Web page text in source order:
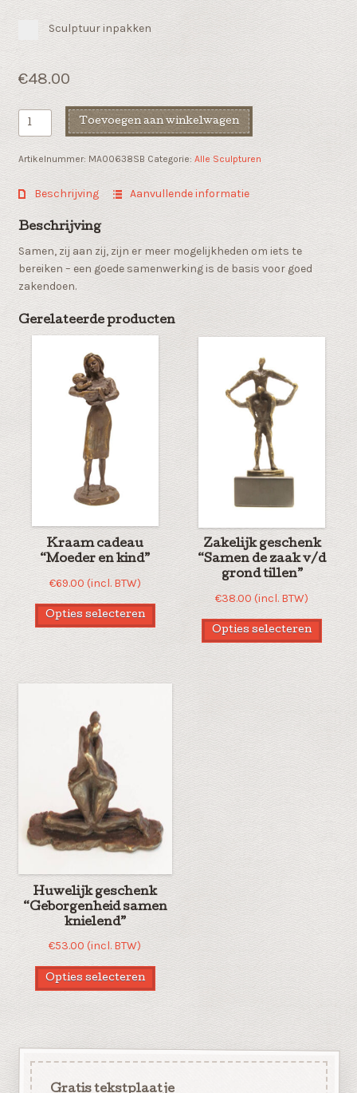
Sculptuur inpakken
€48.00
Zakelijk
geschenk
samenwerking"
Toevoegen aan winkelwagen
Artikelnummer: MA00638SB Categorie: Alle Sculpturen
Beschrijving Aanvullende informatie
Beschrijving
Samen, zij aan zij, zijn er meer mogelijkheden om iets te
bereiken – een goede samenwerking is de basis voor goed
zakendoen.
Gerelateerde producten
Kraam cadeau
“Moeder en kind”
€69.00 (incl. BTW)
Opties selecteren
Zakelijk geschenk
“Samen de zaak v/d
grond tillen”
€38.00 (incl. BTW)
Opties selecteren
Huwelijk geschenk
“Geborgenheid samen
knielend”
€53.00 (incl. BTW)
Opties selecteren
Gratis tekstplaatje